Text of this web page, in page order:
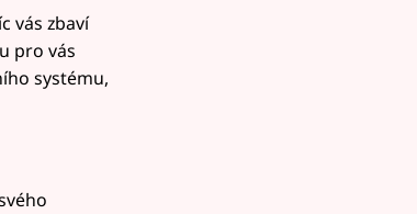
vás zbaví
pro vás
systému,